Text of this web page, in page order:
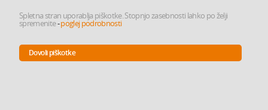
Spletna stran uporablja piškotke. Stopnjo zasebnosti lahko po želji
spremenite-poglej podrobnosti
Dovoli piškotke